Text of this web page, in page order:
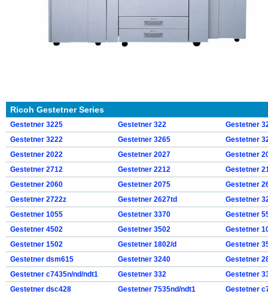
Ricoh Gestetner Series
Gestetner 3225 Gestetner 322
Gestetner
Gestetner 3222
Gestetner 3265
Gestetner
Gestetner 2022
Gestetner 2027
Gestetner
Gestetner 2712
Gestetner 2212
Gestetner
Gestetner 2060
Gestetner 2075
Gestetner
Gestetner 2722z
Gestetner 2627td
Gestetner
Gestetner 1055
Gestetner 3370
Gestetner
Gestetner 4502
Gestetner 3502
Gestetner
Gestetner 1502
Gestetner 1802/d
Gestetner
Gestetner dsm615
Gestetner 3240
Gestetner
Gestetner c7435n/nd/ndt1
Gestetner 332
Gestetner
Gestetner dsc428
Gestetner 7535nd/ndt1
Gestetner